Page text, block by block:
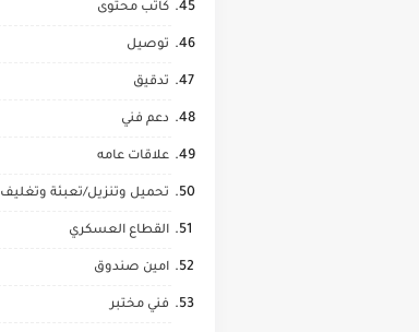
كاتب محتوى
توصيل
تدقيق
دعم فني
علاقات عامه
تحميل وتنزيل/تعبئة وتغليف
القطاع العسكري
امين صندوق
فني مختبر